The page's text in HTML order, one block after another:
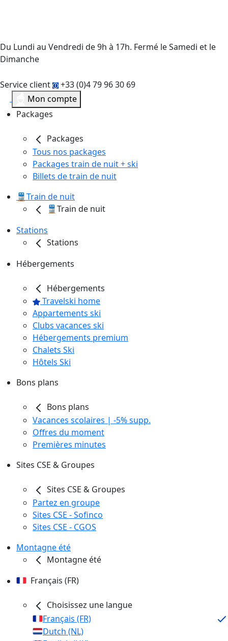
Du Lundi au Vendredi de 9h à 17h. Fermé le Samedi et le
Dimanche
Service client
+33 (0)4 79 96 30 69
Mon compte
Packages
Packages
Tous nos packages
Packages train de nuit + ski
Billets de train de nuit
🚆Train de nuit
🚆Train de nuit
Stations
Stations
Hébergements
Hébergements
Travelski home
Appartements ski
Clubs vacances ski
Hébergements premium
Chalets Ski
Hôtels Ski
Bons plans
Bons plans
Vacances scolaires | -5% supp.
Offres du moment
Premières minutes
Sites CSE & Groupes
Sites CSE & Groupes
Partez en groupe
Sites CSE - Sofinco
Sites CSE - CGOS
Montagne été
Montagne été
Français (FR)
Choisissez une langue
Français (FR)
Dutch (NL)